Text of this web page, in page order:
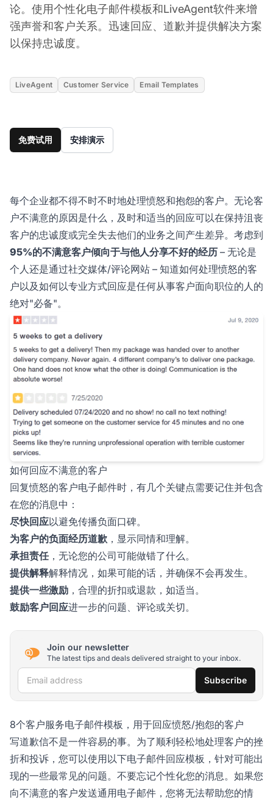
论。使用个性化电子邮件模板和LiveAgent软件来增
强声誉和客户关系。迅速回应、道歉并提供解决方案
以保持忠诚度。
LiveAgent Customer Service Email Templates
免费试用 安排演示
每个企业都不得不时不时地处理愤怒和抱怨的客户。无论客
户不满意的原因是什么，及时和适当的回应可以在保持沮丧
客户的忠诚度或完全失去他们的业务之间产生差异。考虑到
95%的不满意客户倾向于与他人分享不好的经历 – 无论是
个人还是通过社交媒体/评论网站 – 知道如何处理愤怒的客
户以及如何以专业方式回应是任何从事客户面向职位的人的
绝对"必备"。
如何回应不满意的客户
回复愤怒的客户电子邮件时，有几个关键点需要记住并包含
在您的消息中：
尽快回应以避免传播负面口碑。
为客户的负面经历道歉 ，显示同情和理解。
承担责任，无论您的公司可能做错了什么。
提供解释解释情况，如果可能的话，并确保不会再发生。
提供一些激励 ，合理的折扣或退款，如适当。
鼓励客户回应进一步的问题、评论或关切。
Join our newsletter
The latest tips and deals delivered straight to your inbox.
Email address Subscribe
8个客户服务电子邮件模板，用于回应愤怒/抱怨的客户
写道歉信不是一件容易的事。为了顺利轻松地处理客户的挫
折和投诉，您可以使用以下电子邮件回应模板，针对可能出
现的一些最常见的问题。不要忘记个性化您的消息。如果您
向不满意的客户发送通用电子邮件，您将无法帮助您的情